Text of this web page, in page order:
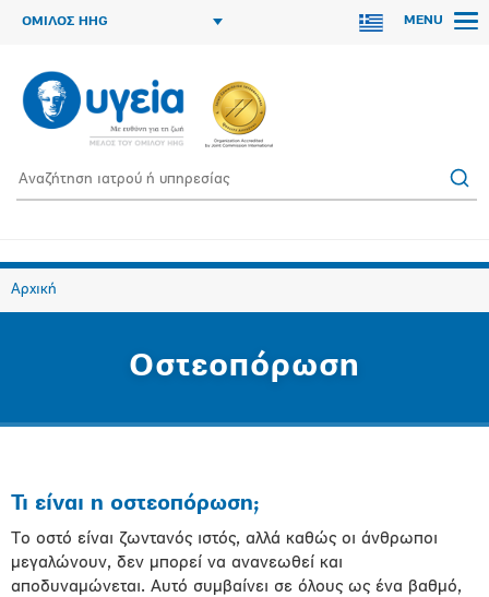
ΟΜΙΛΟΣ HHG MENU
Αρχική
Οστεοπόρωση
Τι είναι η οστεοπόρωση;
Το οστό είναι ζωντανός ιστός, αλλά καθώς οι άνθρωποι
μεγαλώνουν, δεν μπορεί να ανανεωθεί και
αποδυναμώνεται. Αυτό συμβαίνει σε όλους ως ένα βαθμό,